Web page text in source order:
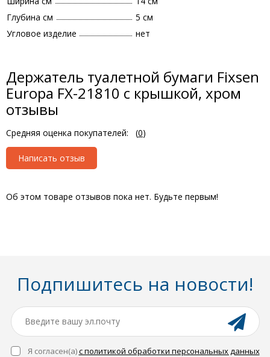
Глубина см
5 см
Угловое изделие
нет
Держатель туалетной бумаги Fixsen
Europa FX-21810 с крышкой, хром
отзывы
Средняя оценка покупателей: (0)
Написать отзыв
Об этом товаре отзывов пока нет. Будьте первым!
Подпишитесь на новости!
Я согласен(a)с политикой обработки персональных данных